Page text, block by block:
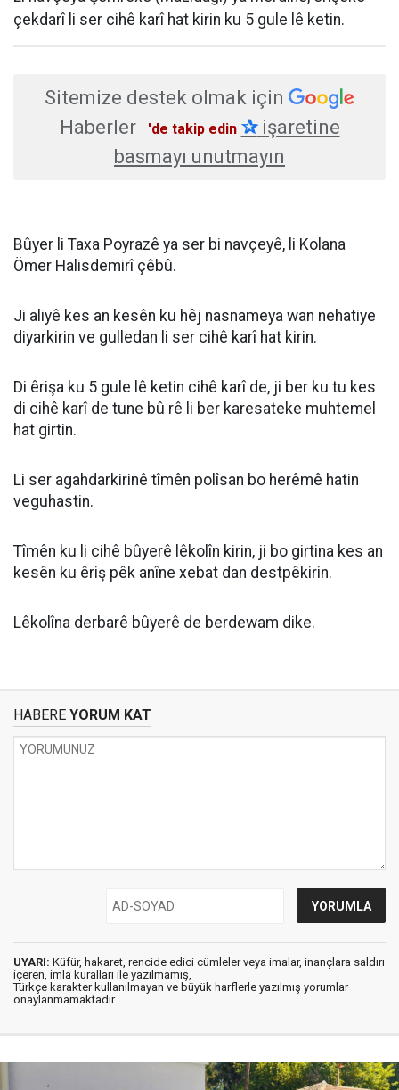
çekdarî li ser cihê karî hat kirin ku 5 gule lê ketin.
Sitemize destek olmak için
Haberler
'de takip edin ✰işaretine
basmayı unutmayın
Bûyer li Taxa Poyrazê ya ser bi navçeyê, li Kolana
Ömer Halisdemirî çêbû.
Ji aliyê kes an kesên ku hêj nasnameya wan nehatiye
diyarkirin ve gulledan li ser cihê karî hat kirin.
Di êrişa ku 5 gule lê ketin cihê karî de, ji ber ku tu kes
di cihê karî de tune bû rê li ber karesateke muhtemel
hat girtin.
Li ser agahdarkirinê tîmên polîsan bo herêmê hatin
veguhastin.
Tîmên ku li cihê bûyerê lêkolîn kirin, ji bo girtina kes an
kesên ku êriş pêk anîne xebat dan destpêkirin.
Lêkolîna derbarê bûyerê de berdewam dike.
HABERE YORUM KAT
UYARI: Küfür, hakaret, rencide edici cümleler veya imalar, inançlara saldırı
içeren, imla kuralları ile yazılmamış,
Türkçe karakter kullanılmayan ve büyük harflerle yazılmış yorumlar
onaylanmamaktadır.